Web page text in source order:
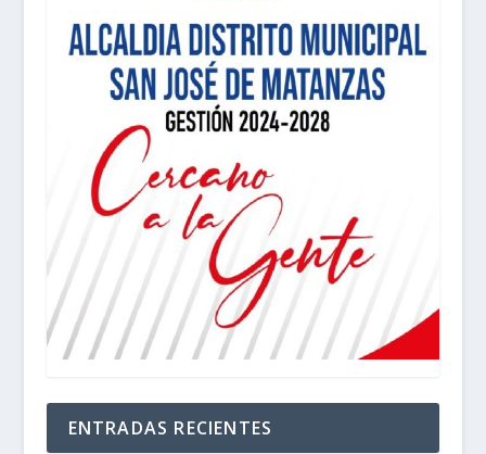
ENTRADAS RECIENTES